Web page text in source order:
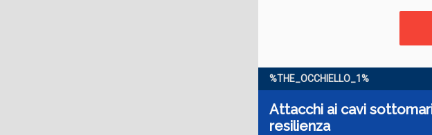
%THE_OCCHIELLO_1%
Attacchi ai cavi
resilienza